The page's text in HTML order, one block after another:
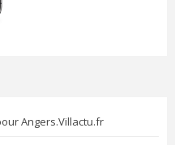
Angers.Villactu.fr